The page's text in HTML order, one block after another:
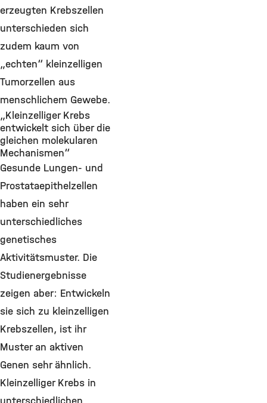
erzeugten Krebszellen
unterschieden sich
zudem kaum von
„echten“ kleinzelligen
Tumorzellen aus
menschlichem Gewebe.
„Kleinzelliger Krebs
entwickelt sich über die
gleichen molekularen
Mechanismen“
Gesunde Lungen- und
Prostataepithelzellen
haben ein sehr
unterschiedliches
genetisches
Aktivitätsmuster. Die
Studienergebnisse
zeigen aber: Entwickeln
sie sich zu kleinzelligen
Krebszellen, ist ihr
Muster an aktiven
Genen sehr ähnlich.
Kleinzelliger Krebs in